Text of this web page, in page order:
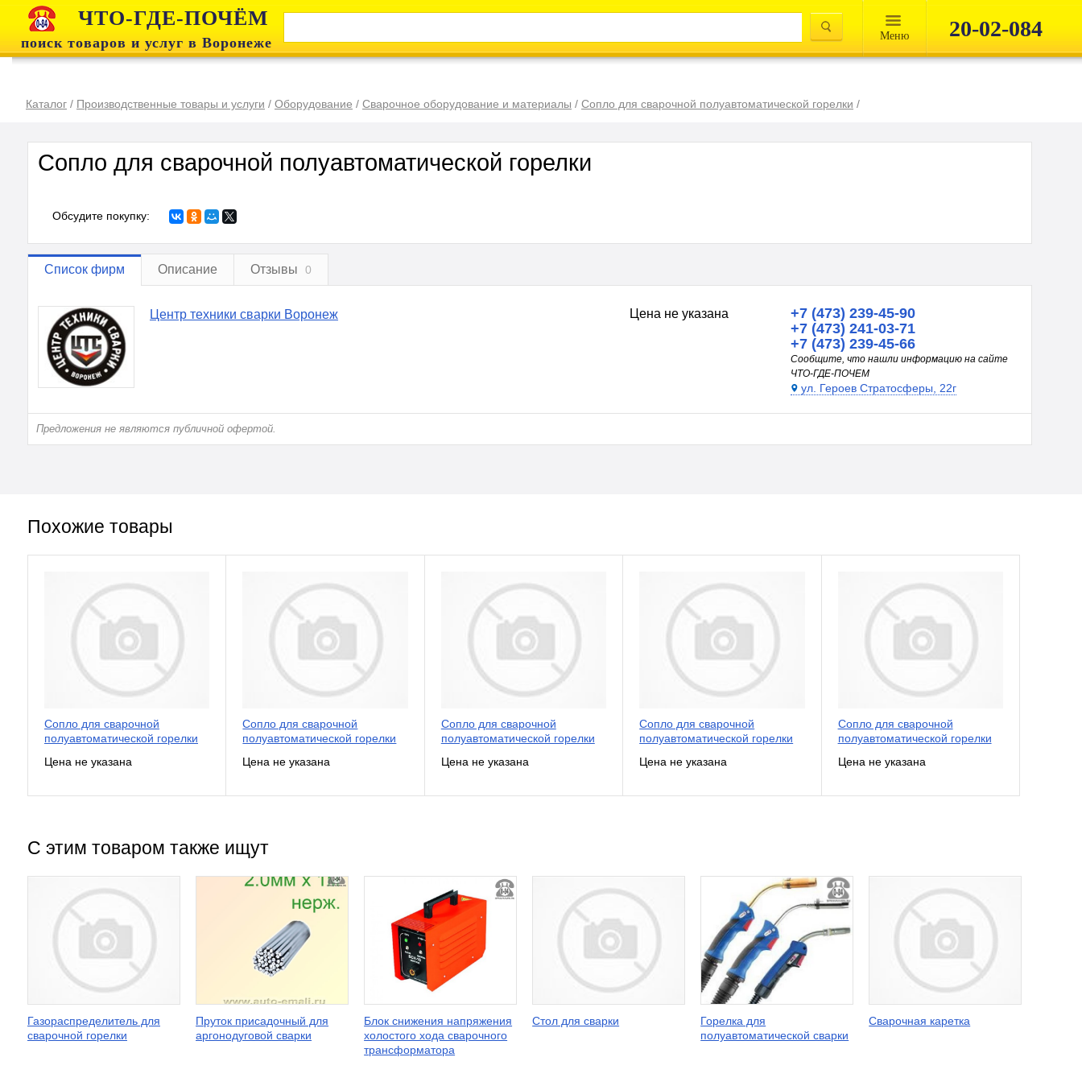
ЧТО-ГДЕ-ПОЧЁМ
поиск товаров и услуг в Воронеже Mеню 20-02-084
Каталог / Производственные товары и услуги / Оборудование / Сварочное оборудование и материалы / Сопло для сварочной полуавтоматической горелки /
Сопло для сварочной полуавтоматической горелки
Обсудите покупку:
Список фирм Описание Отзывы 0
Центр техники сварки Воронеж Цена не указана
+7 (473) 239-45-90
+7 (473) 241-03-71
+7 (473) 239-45-66
Сообщите, что нашли информацию на сайте
ЧТО-ГДЕ-ПОЧЕМ
ул. Героев Стратосферы, 22г
Предложения не являются публичной офертой.
Похожие товары
Сопло для сварочной
полуавтоматической горелки
Сопло для сварочной
полуавтоматической горелки
Сопло для сварочной
полуавтоматической горелки
Сопло для сварочной
полуавтоматической горелки
Сопло для сварочной
полуавтоматической горелки
С этим товаром также ищут
Газораспределитель для
сварочной горелки
Пруток присадочный для
аргонодуговой сварки
Блок снижения напряжения
холостого хода сварочного
трансформатора
Стол для сварки
Горелка для
полуавтоматической сварки
Сварочная каретка